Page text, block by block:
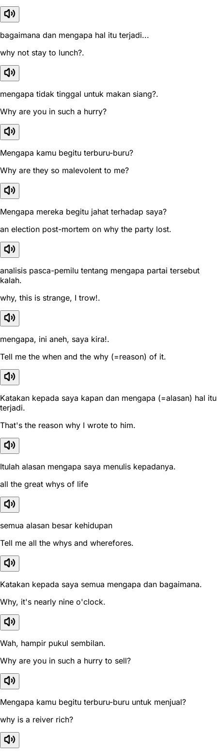
bagaimana dan mengapa hal itu terjadi...
why not stay to lunch?.
mengapa tidak tinggal untuk makan siang?.
Why are you in such a hurry?
Mengapa kamu begitu terburu-buru?
Why are they so malevolent to me?
Mengapa mereka begitu jahat terhadap saya?
an election post-mortem on why the party lost.
analisis pasca-pemilu tentang mengapa partai tersebut
kalah.
why, this is strange, I trow!.
mengapa, ini aneh, saya kira!.
Tell me the when and the why (=reason) of it.
Katakan kepada saya kapan dan mengapa (=alasan) hal itu
terjadi.
That's the reason why I wrote to him.
Itulah alasan mengapa saya menulis kepadanya.
all the great whys of life
semua alasan besar kehidupan
Tell me all the whys and wherefores.
Katakan kepada saya semua mengapa dan bagaimana.
Why, it's nearly nine o'clock.
Wah, hampir pukul sembilan.
Why are you in such a hurry to sell?
Mengapa kamu begitu terburu-buru untuk menjual?
why is a reiver rich?